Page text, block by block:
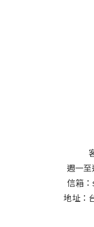
週一至
信箱
地址：